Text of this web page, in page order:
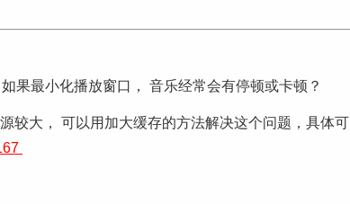
果最小化播放窗口， 音乐经常会有停顿或卡顿？
较大， 可以用加大缓存的方法解决这个问题，具体